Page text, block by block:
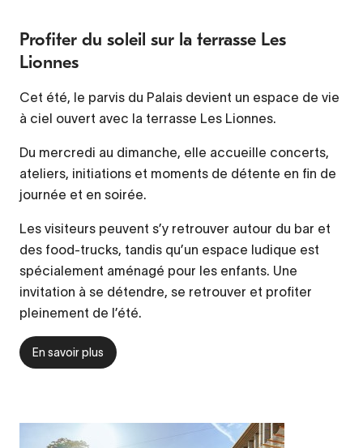
Profiter du soleil sur la terrasse Les
Lionnes
Cet été, le parvis du Palais devient un espace de vie
à ciel ouvert avec la terrasse Les Lionnes.
Du mercredi au dimanche, elle accueille concerts,
ateliers, initiations et moments de détente en fin de
journée et en soirée.
Les visiteurs peuvent s’y retrouver autour du bar et
des food-trucks, tandis qu’un espace ludique est
spécialement aménagé pour les enfants. Une
invitation à se détendre, se retrouver et profiter
pleinement de l’été.
En savoir plus